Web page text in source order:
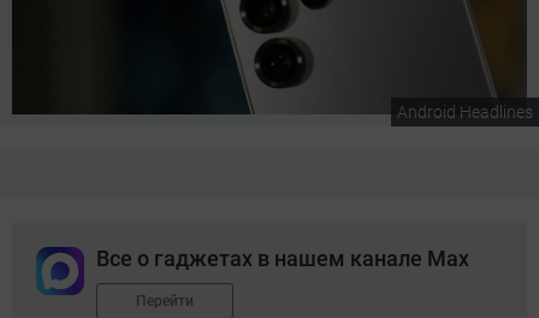
Android Headlines
Все о гаджетах в нашем канале Max
Перейти